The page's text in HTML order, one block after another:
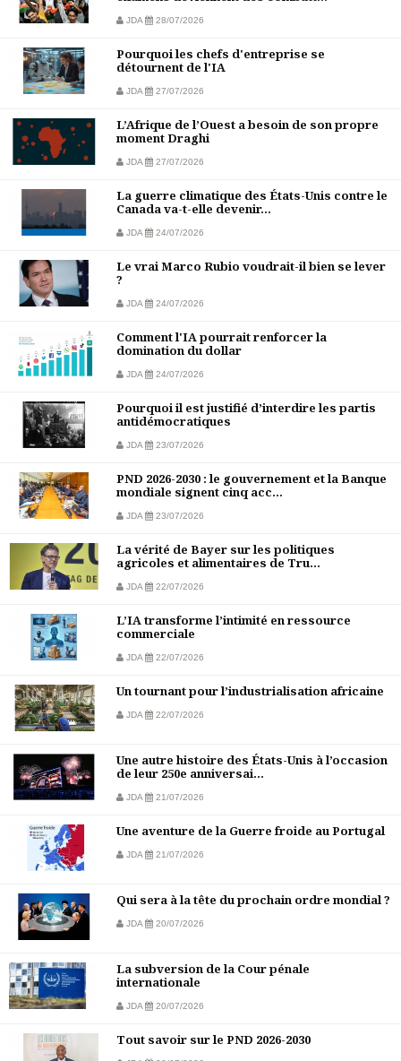
JDA 28/07/2026
Pourquoi les chefs d'entreprise se
détournent de l'IA
JDA 27/07/2026
L’Afrique de l’Ouest a besoin de son propre
moment Draghi
JDA 27/07/2026
La guerre climatique des États-Unis contre le
Canada va-t-elle devenir...
JDA 24/07/2026
Le vrai Marco Rubio voudrait-il bien se lever
?
JDA 24/07/2026
Comment l'IA pourrait renforcer la
domination du dollar
JDA 24/07/2026
Pourquoi il est justifié d’interdire les partis
antidémocratiques
JDA 23/07/2026
PND 2026-2030 : le gouvernement et la Banque
mondiale signent cinq acc...
JDA 23/07/2026
La vérité de Bayer sur les politiques
agricoles et alimentaires de Tru...
JDA 22/07/2026
L’IA transforme l’intimité en ressource
commerciale
JDA 22/07/2026
Un tournant pour l’industrialisation africaine
JDA 22/07/2026
Une autre histoire des États-Unis à l’occasion
de leur 250e anniversai...
JDA 21/07/2026
Une aventure de la Guerre froide au Portugal
JDA 21/07/2026
Qui sera à la tête du prochain ordre mondial ?
JDA 20/07/2026
La subversion de la Cour pénale
internationale
JDA 20/07/2026
Tout savoir sur le PND 2026-2030